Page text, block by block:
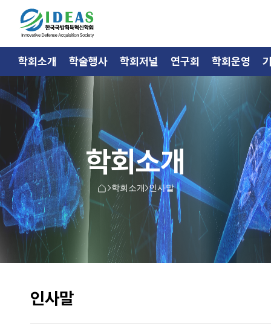
학회소개
학회소개 인사말
인사말
학회소개 학술행사 학회저널 연구회 학회운영